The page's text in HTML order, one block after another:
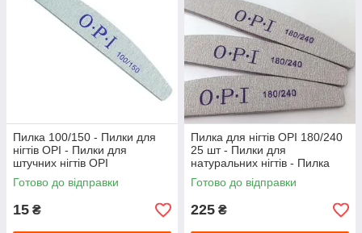
Пилка 100/150 - Пилки для
нігтів OPI - Пилки для
штучних нігтів OPI
Готово до відправки
15 ₴
Пилка для нігтів OPI 180/240
25 шт - Пилки для
натуральних нігтів - Пилка
180 240
Готово до відправки
225 ₴